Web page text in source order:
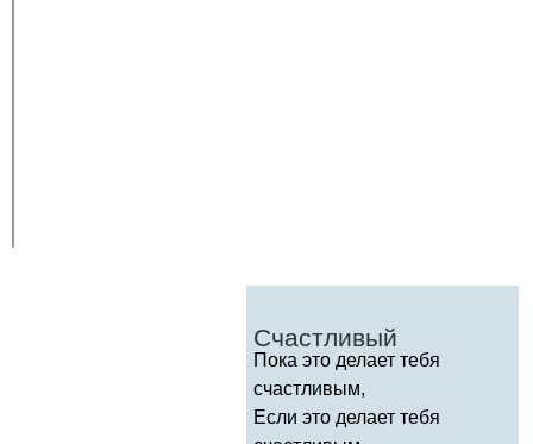
Счастливый
Пока это делает тебя
счастливым,
Если это делает тебя